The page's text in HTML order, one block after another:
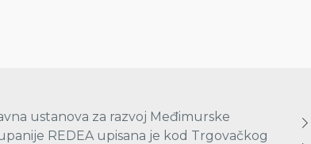
ustanova za razvoj Međimurske
REDEA upisana je kod Trgovačkog